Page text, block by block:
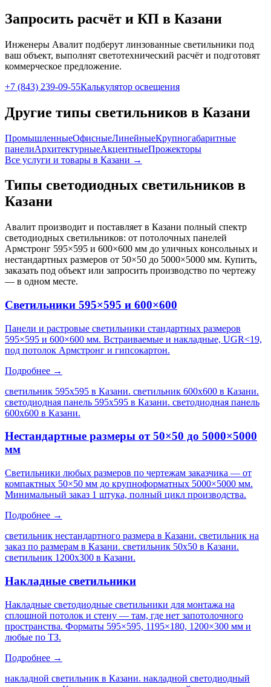
Запросить расчёт и КП в Казани
Инженеры Авалит подберут линзованные светильники под
ваш объект, выполнят светотехнический расчёт и подготовят
коммерческое предложение.
+7 (843) 239-09-55Калькулятор освещения
Другие типы светильников в Казани
ПромышленныеОфисныеЛинейныеКрупногабаритные
панелиАрхитектурныеАкцентныеПрожекторы
Все услуги и товары в Казани →
Типы светодиодных светильников в
Казани
Авалит производит и поставляет в Казани полный спектр
светодиодных светильников: от потолочных панелей
Армстронг 595×595 и 600×600 мм до уличных консольных и
нестандартных размеров от 50×50 до 5000×5000 мм. Купить,
заказать под объект или запросить производство по чертежу
— в одном месте.
Светильники 595×595 и 600×600
Панели и растровые светильники стандартных размеров
595×595 и 600×600 мм. Встраиваемые и накладные, UGR<19,
под потолок Армстронг и гипсокартон.
Подробнее →
светильник 595х595 в Казани. светильник 600х600 в Казани.
светодиодная панель 595х595 в Казани. светодиодная панель
600х600 в Казани.
Нестандартные размеры от 50×50 до 5000×5000
мм
Светильники любых размеров по чертежам заказчика — от
компактных 50×50 мм до крупноформатных 5000×5000 мм.
Минимальный заказ 1 штука, полный цикл производства.
Подробнее →
светильник нестандартного размера в Казани. светильник на
заказ по размерам в Казани. светильник 50х50 в Казани.
светильник 1200х300 в Казани.
Накладные светильники
Накладные светодиодные светильники для монтажа на
сплошной потолок и стену — там, где нет запотолочного
пространства. Форматы 595×595, 1195×180, 1200×300 мм и
любые по ТЗ.
Подробнее →
накладной светильник в Казани. накладной светодиодный